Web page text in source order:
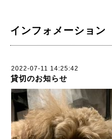
インフォメーション
2022-07-11 14:25:42
貸切のお知らせ